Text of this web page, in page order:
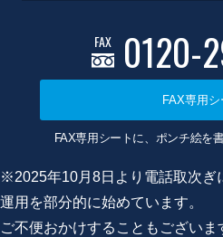
FAX 0120-
FAX専用シ
FAX専用シートに、ポンチ絵を
※2025年10月8日より電話取次ぎ
運用を部分的に始めています。
ご不便おかけすることもございま